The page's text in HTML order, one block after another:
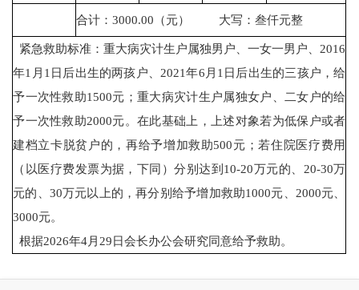
合计：3000.00（元） 大写：叁仟元整
紧急救助标准：重大病灾计生户属独男户、一女一男户、2016
年1月1日后出生的两孩户、2021年6月1日后出生的三孩户，给
予一次性救助1500元；重大病灾计生户属独女户、二女户的给
予一次性救助2000元。在此基础上，上述对象若为低保户或者
建档立卡脱贫户的，再给予增加救助500元；若住院医疗费用
（以医疗费发票为据，下同）分别达到10-20万元的、20-30万
元的、30万元以上的，再分别给予增加救助1000元、2000元、
3000元。
根据2026年4月29日会长办公会研究同意给予救助。